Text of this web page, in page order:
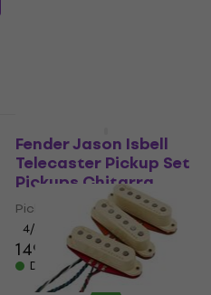
Fender Jason Isbell
Telecaster Pickup Set
Pickups Chitarra
Pickups Chitarra
4/5
149 €
Disponibile